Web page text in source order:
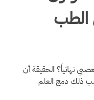
الطب
نهائياً؟ الحقيقة أن
ذلك دمج العلم